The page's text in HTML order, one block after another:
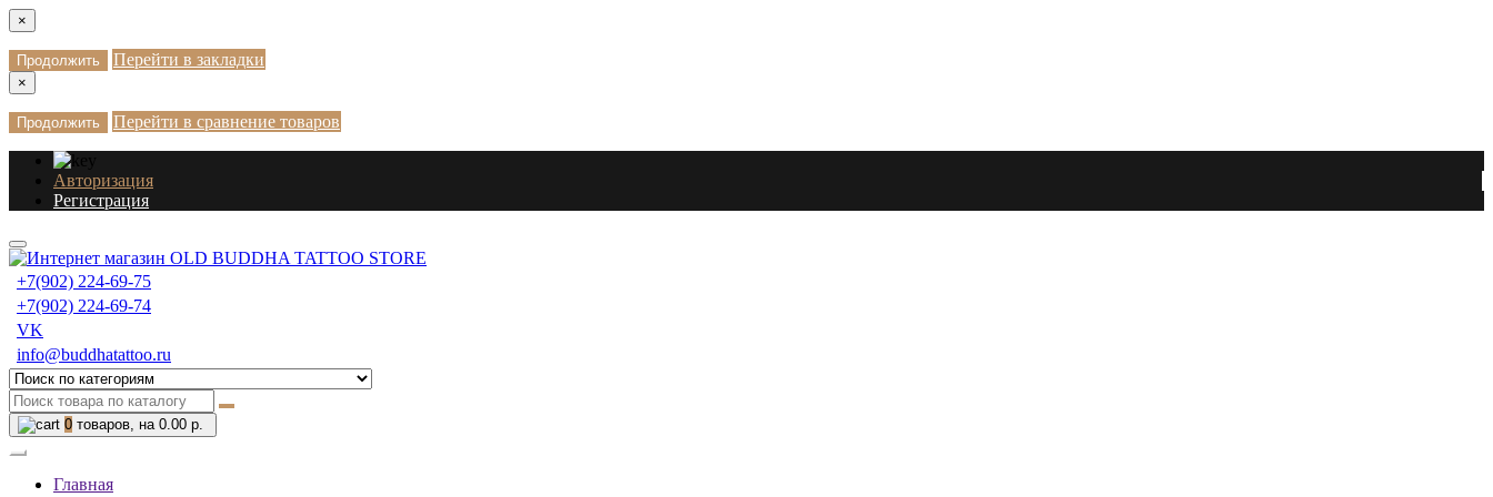
×
Продолжить Перейти в закладки
×
Продолжить Перейти в сравнение товаров
Авторизация
Регистрация
+7(902) 224-69-75
+7(902) 224-69-74
VK
info@buddhatattoo.ru
0 товаров, на 0.00 р.
Главная